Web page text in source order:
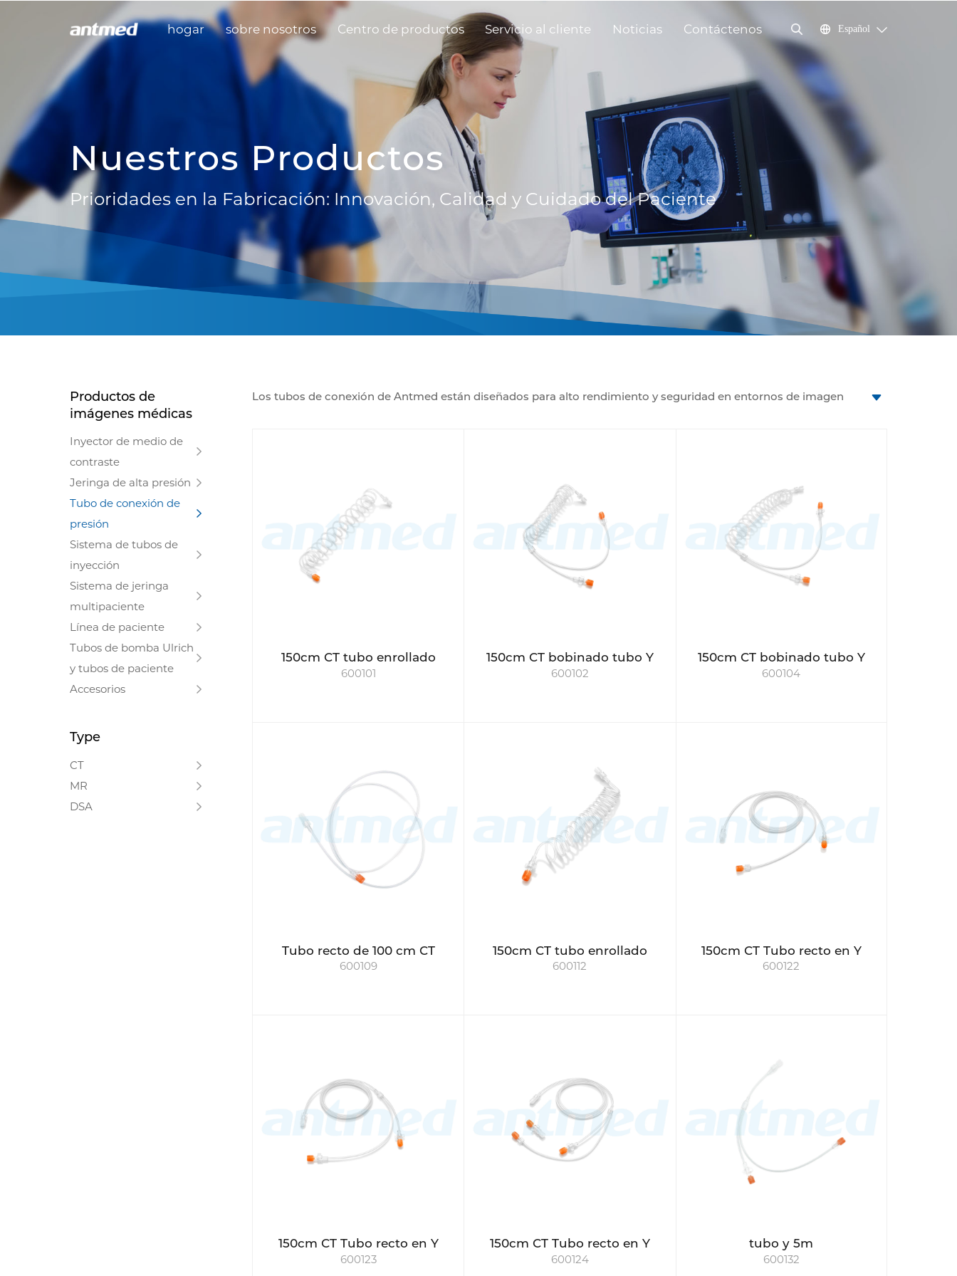
hogar sobre nosotros Centro de productos Servicio al cliente Noticias Contáctenos Español
Nuestros Productos
Prioridades en la Fabricación: Innovación, Calidad y Cuidado del Paciente
Productos de
imágenes médicas
Inyector de medio de
contraste
Jeringa de alta presión
Tubo de conexión de
presión
Sistema de tubos de
inyección
Sistema de jeringa
multipaciente
Línea de paciente
Tubos de bomba Ulrich
y tubos de paciente
Accesorios
Type
CT
MR
DSA
Los tubos de conexión de Antmed están diseñados para alto rendimiento y seguridad en entornos de imagen
150cm CT tubo enrollado
600101
150cm CT bobinado tubo Y
600102
150cm CT bobinado tubo Y
600104
Tubo recto de 100 cm CT
600109
150cm CT tubo enrollado
600112
150cm CT Tubo recto en Y
600122
150cm CT Tubo recto en Y
600123
150cm CT Tubo recto en Y
600124
tubo y 5m
600132